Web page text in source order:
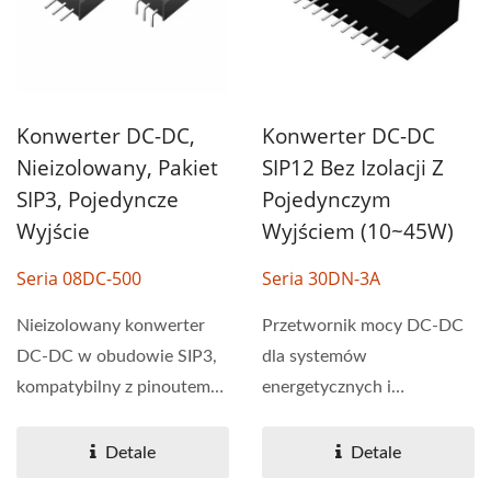
Konwerter DC-DC,
Nieizolowany, Pakiet
SIP3, Pojedyncze
Wyjście
Seria 08DC-500
Nieizolowany konwerter
DC-DC w obudowie SIP3,
kompatybilny z pinoutem
Detale
Konwerter DC-DC
SIP12 Bez Izolacji Z
Pojedynczym
Wyjściem (10~45W)
Seria 30DN-3A
Przetwornik mocy DC-DC
dla systemów
energetycznych i
30DN-3A...
Detale